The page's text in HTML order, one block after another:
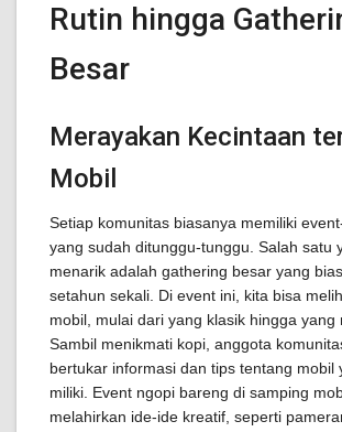
Rutin hingga
Besar
Merayakan Kecintaan
Mobil
Setiap komunitas biasanya memiliki
yang sudah ditunggu-tunggu. Salah satu
menarik adalah gathering besar yang
setahun sekali. Di event ini, kita bisa
mobil, mulai dari yang klasik hingga yang
Sambil menikmati kopi, anggota
bertukar informasi dan tips tentang mobil
miliki. Event ngopi bareng di samping
melahirkan ide-ide kreatif, seperti